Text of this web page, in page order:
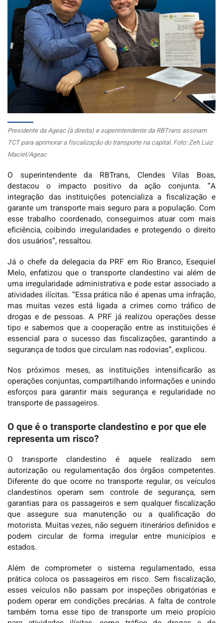
Presidente da Ageac (à direita) e superintendente da RBTrans assinam
TCT para aprimorar a fiscalização do transporte na capital. Foto: Zeh Luiz
Maciel/Ageac
O superintendente da RBTrans, Clendes Vilas Boas,
destacou o impacto positivo da ação conjunta. “A
integração das instituições potencializa a fiscalização e
garante um transporte mais seguro para a população. Com
esse trabalho coordenado, conseguimos atuar com mais
eficiência, coibindo irregularidades e protegendo o direito
dos usuários”, ressaltou.
Já o chefe da delegacia da PRF em Rio Branco, Esequiel
Melo, enfatizou que o transporte clandestino vai além de
uma irregularidade administrativa e pode estar associado a
atividades ilícitas. “Essa prática não é apenas uma infração,
mas muitas vezes está ligada a crimes como tráfico de
drogas e de pessoas. A PRF já realizou operações desse
tipo e sabemos que a cooperação entre as instituições é
essencial para o sucesso das fiscalizações, garantindo a
segurança de todos que circulam nas rodovias”, explicou.
Nos próximos meses, as instituições intensificarão as
operações conjuntas, compartilhando informações e unindo
esforços para garantir mais segurança e regularidade no
transporte de passageiros.
O que é o transporte clandestino e por que ele
representa um risco?
O transporte clandestino é aquele realizado sem
autorização ou regulamentação dos órgãos competentes.
Diferente do que ocorre no transporte regular, os veículos
clandestinos operam sem controle de segurança, sem
garantias para os passageiros e sem qualquer fiscalização
que assegure sua manutenção ou a qualificação do
motorista. Muitas vezes, não seguem itinerários definidos e
podem circular de forma irregular entre municípios e
estados.
Além de comprometer o sistema regulamentado, essa
prática coloca os passageiros em risco. Sem fiscalização,
esses veículos não passam por inspeções obrigatórias e
podem operar em condições precárias. A falta de controle
também torna esse tipo de transporte um meio propício